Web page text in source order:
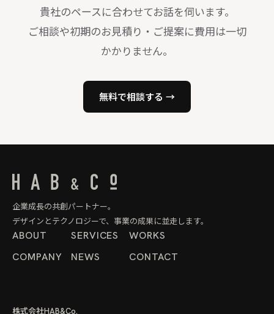
貴社のペースに合わせてお話を伺います。
ご相談や初期のお見積り・ご提案に費用は一切
かかりません。
無料で相談する →
企業成長の共創パートナー。
デザインとテクノロジーで、事業の成果に並走します。
ABOUT SERVICES
WORKS
COMPANY
NEWS CONTACT
株式会社HAB&Co.